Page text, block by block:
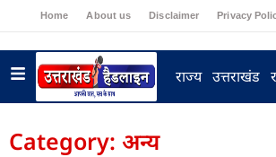
Home About us Disclaimer Privacy
राज्य उत्तराखंड
Category: अन्य